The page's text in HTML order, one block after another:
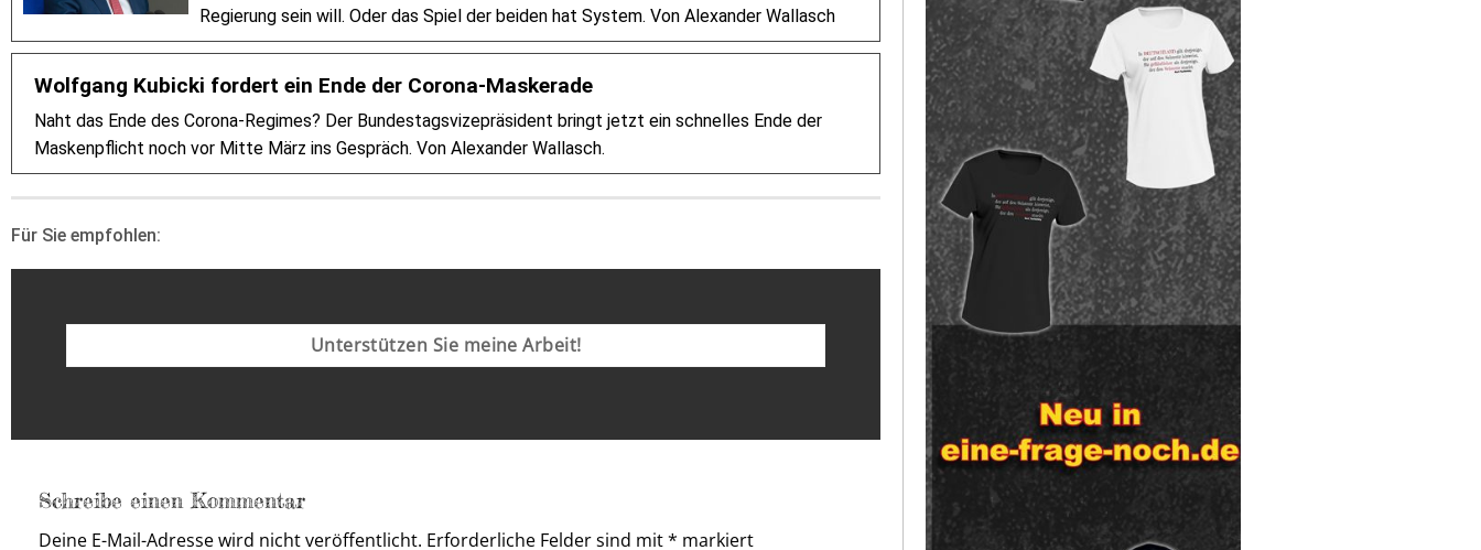
Regierung sein will. Oder das Spiel der beiden hat System. Von Alexander Wallasch
Wolfgang Kubicki fordert ein Ende der Corona-Maskerade
Naht das Ende des Corona-Regimes? Der Bundestagsvizepräsident bringt jetzt ein schnelles Ende der
Maskenpflicht noch vor Mitte März ins Gespräch. Von Alexander Wallasch.
Für Sie empfohlen:
Unterstützen Sie meine Arbeit!
Schreibe einen Kommentar
Deine E-Mail-Adresse wird nicht veröffentlicht. Erforderliche Felder sind mit* markiert